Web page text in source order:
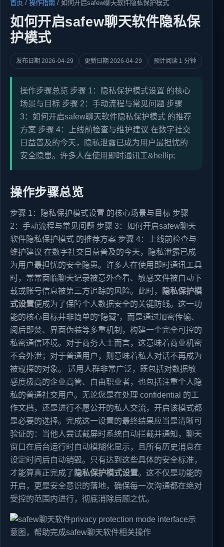
首页 /操作指南 /如何开启safew聊天软件隐私保护模式
如何开启safew聊天软件隐私保
护模式
发布日期 2026-04-29 更新日期 2026-04-29 预计阅读 1 分钟
操作步骤总览 步骤 1：隐私保护模式设置 的核心
场景与目标 步骤 2：手动流程与常见问题 步骤
3：如何开启safew聊天软件隐私保护模式 的推荐
方案 步骤 4：上线前检查与维护建议 在数字社交
日益普及的今天，隐私泄露已成为用户最担忧的
安全隐患。许多人在使用即时通讯工&hellip;
操作步骤总览
步骤 1：隐私保护模式设置 的核心场景与目标 步骤
2：手动流程与常见问题 步骤 3：如何开启safew聊天
软件隐私保护模式 的推荐方案 步骤 4：上线前检查与
维护建议 在数字社交日益普及的今天，隐私泄露已成
为用户最担忧的安全隐患。许多人在使用即时通讯工具
时，常常面临聊天记录被意外查看、敏感文件被自动下
载或账号信息被第三方追踪的风险。此时，
隐私保护模
式设置便成为了保障个人数据安全的关键防线。这一功
能的核心目标并非简单的“隐藏”，而是通过加密传输、
阅后即焚、界面伪装等多重机制，构建一个完全可控的
私密通信环境。对于商务人士而言，这意味着商业机密
不会外泄；对于普通用户，则意味着私人对话不再成为
被窥探的对象。 适用人群非常广泛，既包括对数据敏
感度极高的企业高管、自由职业者，也包括注重个人隐
私的普通社交用户。无论您是在处理 confidential 的工
作文档，还是进行不愿公开的私人交流，开启该模式都
是必要的选择。完成这一设置的最终结果应当是清晰可
验证的：当他人尝试截屏时系统自动拦截并通知，聊天
窗口在后台运行时自动模糊化显示，且所有历史消息在
设定时间后自动销毁。只有达到这些具体的安全标准，
才能算真正完成了 隐私保护模式设置。这不仅是功能的
开启，更是安全意识的落地，确保每一次沟通都在绝对
受控的范围内进行，彻底消除后顾之忧。